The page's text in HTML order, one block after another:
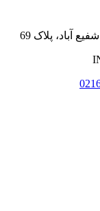
آباد، پلاک 69